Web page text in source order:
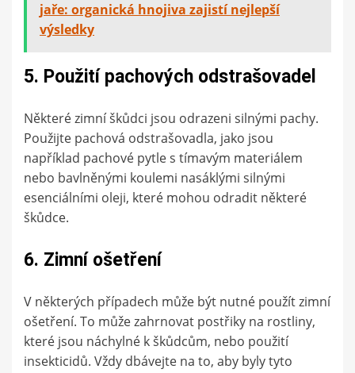
jaře: organická hnojiva zajistí nejlepší
výsledky
5. Použití pachových odstrašovadel
Některé zimní škůdci jsou odrazeni silnými pachy.
Použijte pachová odstrašovadla, jako jsou
například pachové pytle s tímavým materiálem
nebo bavlněnými koulemi nasáklými silnými
esenciálními oleji, které mohou odradit některé
škůdce.
6. Zimní ošetření
V některých případech může být nutné použít zimní
ošetření. To může zahrnovat postřiky na rostliny,
které jsou náchylné k škůdcům, nebo použití
insekticidů. Vždy dbávejte na to, aby byly tyto